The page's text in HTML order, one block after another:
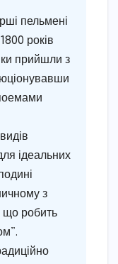
пельмені
років
прийшли з
ідеальних
з
що робить